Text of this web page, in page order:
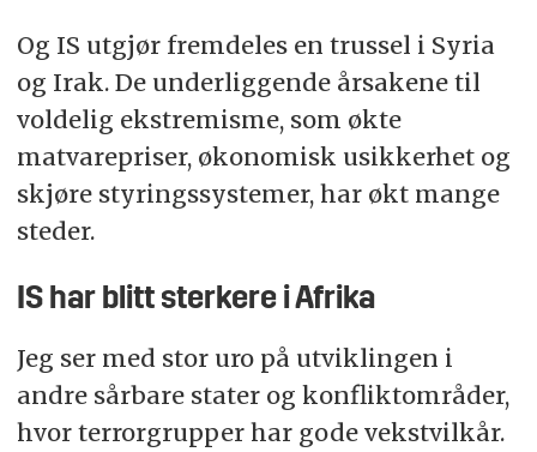
Og IS utgjør fremdeles en trussel i Syria
og Irak. De underliggende årsakene til
voldelig ekstremisme, som økte
matvarepriser, økonomisk usikkerhet og
skjøre styringssystemer, har økt mange
steder.
IS har blitt sterkere i Afrika
Jeg ser med stor uro på utviklingen i
andre sårbare stater og konfliktområder,
hvor terrorgrupper har gode vekstvilkår.